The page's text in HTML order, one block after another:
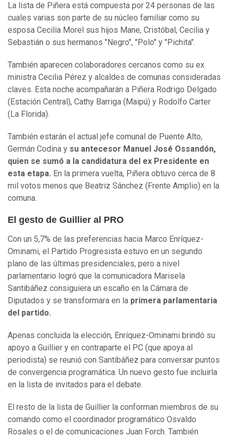
La lista de Piñera está compuesta por 24 personas de las
cuales varias son parte de su núcleo familiar como su
esposa Cecilia Morel sus hijos Mane, Cristóbal, Cecilia y
Sebastián o sus hermanos "Negro", "Polo" y "Pichita".
También aparecen colaboradores cercanos como su ex
ministra Cecilia Pérez y alcaldes de comunas consideradas
claves. Esta noche acompañarán a Piñera Rodrigo Delgado
(Estación Central), Cathy Barriga (Maipú) y Rodolfo Carter
(La Florida).
También estarán el actual jefe comunal de Puente Alto,
Germán Codina y su antecesor Manuel José Ossandón,
quien se sumó a la candidatura del ex Presidente en
esta etapa. En la primera vuelta, Piñera obtuvo cerca de 8
mil votos menos que Beatriz Sánchez (Frente Amplio) en la
comuna.
El gesto de Guillier al PRO
Con un 5,7% de las preferencias hacia Marco Enríquez-
Ominami, el Partido Progresista estuvo en un segundo
plano de las últimas presidenciales, pero a nivel
parlamentario logró que la comunicadora Marisela
Santibáñez consiguiera un escaño en la Cámara de
Diputados y se transformara en la primera parlamentaria
del partido.
Apenas concluida la elección, Enríquez-Ominami brindó su
apoyo a Guillier y en contraparte el PC (que apoya al
periodista) se reunió con Santibáñez para conversar puntos
de convergencia programática. Un nuevo gesto fue incluirla
en la lista de invitados para el debate.
El resto de la lista de Guillier la conforman miembros de su
comando como el coordinador programático Osvaldo
Rosales o el de comunicaciones Juan Forch. También